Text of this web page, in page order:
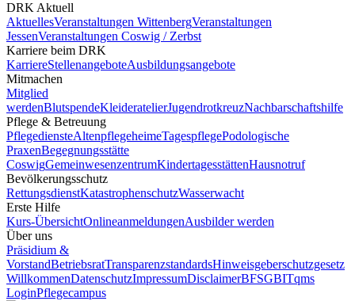
DRK Aktuell
AktuellesVeranstaltungen WittenbergVeranstaltungen
JessenVeranstaltungen Coswig / Zerbst
Karriere beim DRK
KarriereStellenangeboteAusbildungsangebote
Mitmachen
Mitglied
werdenBlutspendeKleideratelierJugendrotkreuzNachbarschaftshilfe
Pflege & Betreuung
PflegediensteAltenpflegeheimeTagespflegePodologische
PraxenBegegnungsstätte
CoswigGemeinwesenzentrumKindertagesstättenHausnotruf
Bevölkerungsschutz
RettungsdienstKatastrophenschutzWasserwacht
Erste Hilfe
Kurs-ÜbersichtOnlineanmeldungenAusbilder werden
Über uns
Präsidium &
VorstandBetriebsratTransparenzstandardsHinweisgeberschutzgesetz
WillkommenDatenschutzImpressumDisclaimerBFSGBITqms
LoginPflegecampus